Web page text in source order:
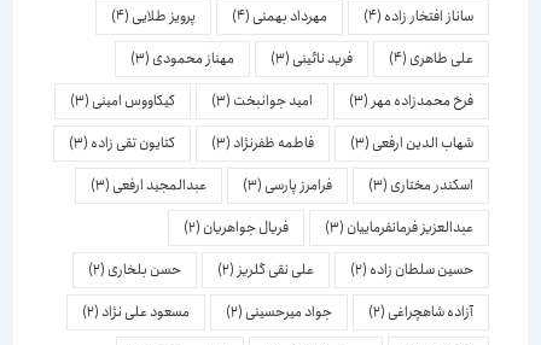
ساناز افتخار زاده(4) مهرداد بهمنی(4) پرویز طلایی(4)
علی طاهری(4) فرید نائینی(3) مهناز محمودی(3)
فرخ محمدزاده مهر (3) امید جوانبخت(3) کیکاووس امینی(3)
شهاب الدین ارفعی(3) فاطمه ظفرنژاد(3) کتایون تقی زاده(3)
اسكندر مختاری(3) فرامرز پارسی(3) عبدالمجید ارفعی(3)
عبدالعزیز فرمانفرماییان(3) فریال جواهریان(2)
حسین سلطان زاده(2) علی نقی گلریز(2) حسن بلخاری(2)
آزاده شاهچراغی(2) جواد میرحسینی(2) مسعود علی نژاد (2)